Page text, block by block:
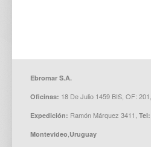
Ebromar S.A.
Oficinas: 18 De Julio 1459 BIS, OF: 201,
Expedición: Ramón Márquez 3411, Tel:
Montevideo Uruguay